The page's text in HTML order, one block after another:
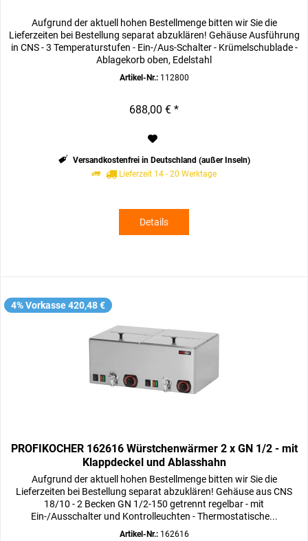
Aufgrund der aktuell hohen Bestellmenge bitten wir Sie die
Lieferzeiten bei Bestellung separat abzuklären! Gehäuse Ausführung
in CNS - 3 Temperaturstufen - Ein-/Aus-Schalter - Krümelschublade -
Ablagekorb oben, Edelstahl
Artikel-Nr.:112800
688,00 € *
Versandkostenfrei in Deutschland (außer Inseln)
Lieferzeit 14 - 20 Werktage
Details
4% Vorkasse 420,48 €
PROFIKOCHER 162616 Würstchenwärmer 2 x GN 1/2 - mit
Klappdeckel und Ablasshahn
Aufgrund der aktuell hohen Bestellmenge bitten wir Sie die
Lieferzeiten bei Bestellung separat abzuklären! Gehäuse aus CNS
18/10 - 2 Becken GN 1/2-150 getrennt regelbar - mit
Ein-/Ausschalter und Kontrolleuchten - Thermostatische...
Artikel-Nr.:162616